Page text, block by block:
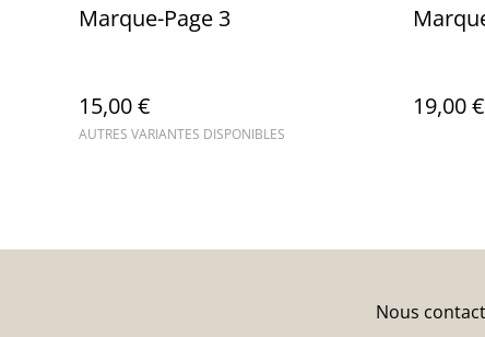
Marque-Page 3
15,00 €
AUTRES VARIANTES DISPONIBLES
19,00 €
Nous